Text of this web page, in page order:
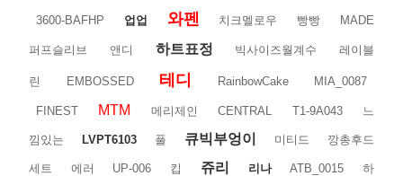
3600-BAFHP 업업 와펜 치크멜로우 빵빵 MADE
퍼프슬리브 앤디 하트표정 빅사이즈월계수 레이블
린 EMBOSSED 테디 RainbowCake MIA_0087
FINEST MTM 메리제인 CENTRAL T1-9A043 느
낌있는 LVPT6103 풀 큐빅부엉이 미티드 깡총후드
세트 에러 UP-006 킵 쥬리 리나 ATB_0015 하